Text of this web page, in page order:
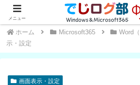
Windows・Office初心者～中級者向け★操作方
ホーム Microsoft365 Word
示・設定
画面表示・設定
メニュー